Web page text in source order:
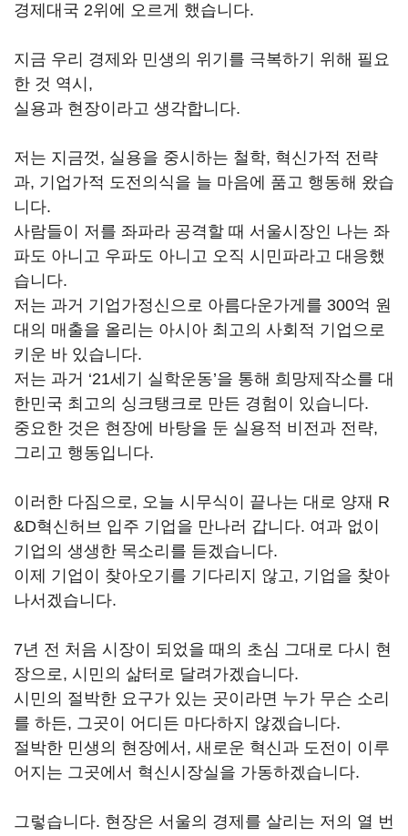
경제대국 2위에 오르게 했습니다.
지금 우리 경제와 민생의 위기를 극복하기 위해 필요
한 것 역시,
실용과 현장이라고 생각합니다.
저는 지금껏, 실용을 중시하는 철학, 혁신가적 전략
과, 기업가적 도전의식을 늘 마음에 품고 행동해 왔습
니다.
사람들이 저를 좌파라 공격할 때 서울시장인 나는 좌
파도 아니고 우파도 아니고 오직 시민파라고 대응했
습니다.
저는 과거 기업가정신으로 아름다운가게를 300억 원
대의 매출을 올리는 아시아 최고의 사회적 기업으로
키운 바 있습니다.
저는 과거 ‘21세기 실학운동’을 통해 희망제작소를 대
한민국 최고의 싱크탱크로 만든 경험이 있습니다.
중요한 것은 현장에 바탕을 둔 실용적 비전과 전략,
그리고 행동입니다.
이러한 다짐으로, 오늘 시무식이 끝나는 대로 양재 R
&D혁신허브 입주 기업을 만나러 갑니다. 여과 없이
기업의 생생한 목소리를 듣겠습니다.
이제 기업이 찾아오기를 기다리지 않고, 기업을 찾아
나서겠습니다.
7년 전 처음 시장이 되었을 때의 초심 그대로 다시 현
장으로, 시민의 삶터로 달려가겠습니다.
시민의 절박한 요구가 있는 곳이라면 누가 무슨 소리
를 하든, 그곳이 어디든 마다하지 않겠습니다.
절박한 민생의 현장에서, 새로운 혁신과 도전이 이루
어지는 그곳에서 혁신시장실을 가동하겠습니다.
그렇습니다. 현장은 서울의 경제를 살리는 저의 열 번